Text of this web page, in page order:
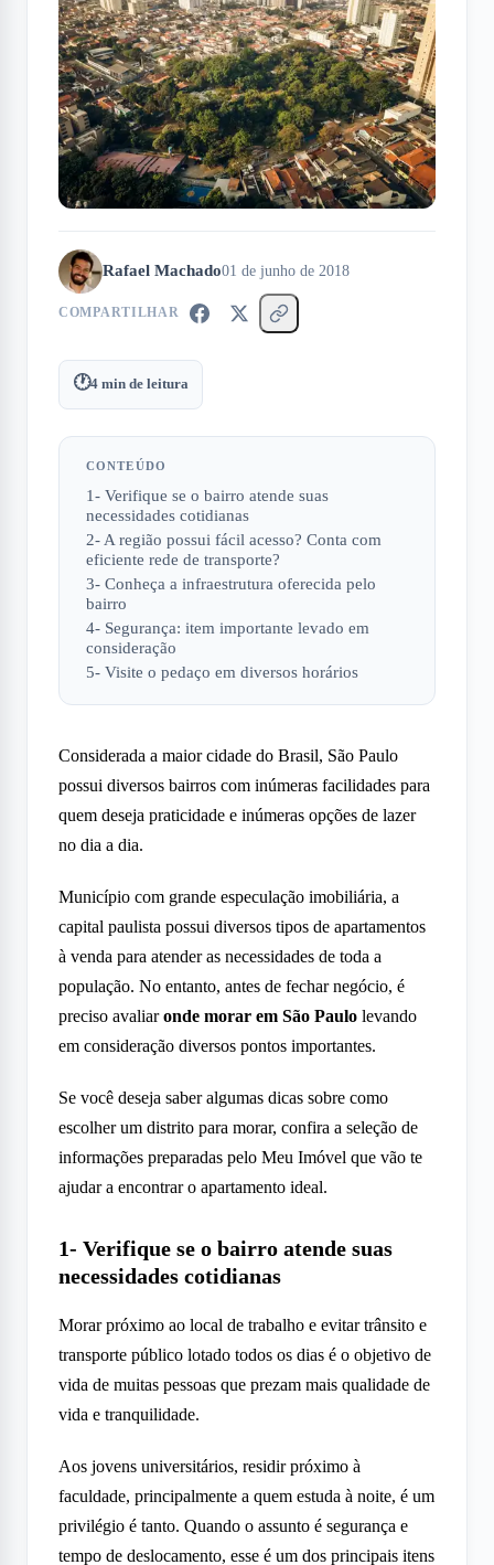
Rafael Machado01 de junho de 2018
COMPARTILHAR
🕐4 min de leitura
CONTEÚDO
1- Verifique se o bairro atende suas
necessidades cotidianas
2- A região possui fácil acesso? Conta com
eficiente rede de transporte?
3- Conheça a infraestrutura oferecida pelo
bairro
4- Segurança: item importante levado em
consideração
5- Visite o pedaço em diversos horários
Considerada a maior cidade do Brasil, São Paulo
possui diversos bairros com inúmeras facilidades para
quem deseja praticidade e inúmeras opções de lazer
no dia a dia.
Município com grande especulação imobiliária, a
capital paulista possui diversos tipos de apartamentos
à venda para atender as necessidades de toda a
população. No entanto, antes de fechar negócio, é
preciso avaliaronde morar em São Paulo levando
em consideração diversos pontos importantes.
Se você deseja saber algumas dicas sobre como
escolher um distrito para morar, confira a seleção de
informações preparadas pelo Meu Imóvel que vão te
ajudar a encontrar o apartamento ideal.
1- Verifique se o bairro atende suas
necessidades cotidianas
Morar próximo ao local de trabalho e evitar trânsito e
transporte público lotado todos os dias é o objetivo de
vida de muitas pessoas que prezam mais qualidade de
vida e tranquilidade.
Aos jovens universitários, residir próximo à
faculdade, principalmente a quem estuda à noite, é um
privilégio é tanto. Quando o assunto é segurança e
tempo de deslocamento, esse é um dos principais itens